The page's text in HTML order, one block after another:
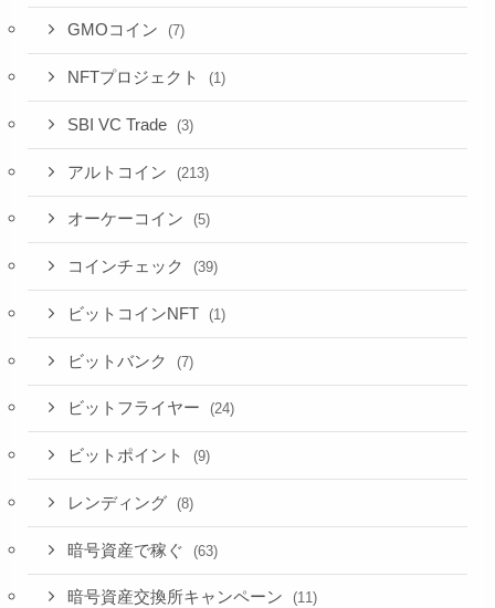
GMOコイン (7)
NFTプロジェクト (1)
SBI VC Trade (3)
アルトコイン (213)
オーケーコイン (5)
コインチェック (39)
ビットコインNFT (1)
ビットバンク (7)
ビットフライヤー (24)
ビットポイント (9)
レンディング (8)
暗号資産で稼ぐ (63)
暗号資産交換所キャンペーン (11)